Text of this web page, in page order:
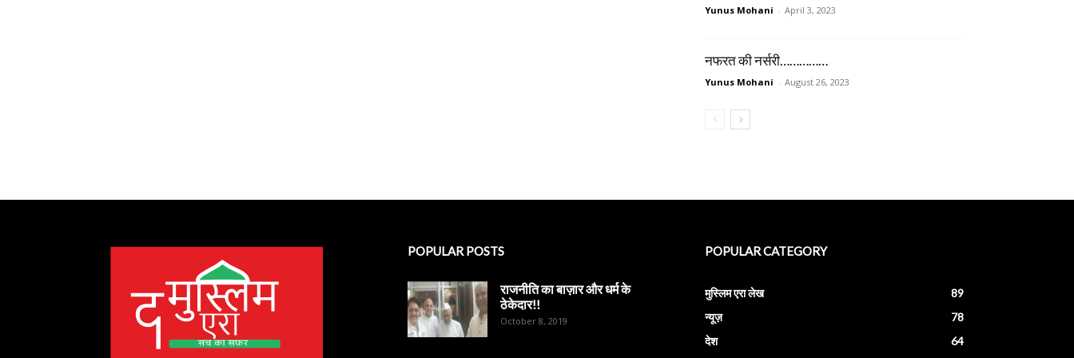
Yunus Mohani - April 3, 2023
नफरत की नर्सरी……………
Yunus Mohani - August 26, 2023
POPULAR POSTS
राजनीति का बाज़ार और धर्म के
ठेकेदार!!
October 8, 2019
POPULAR CATEGORY
मुस्लिम एरा लेख
89
न्यूज़
78
देश
64